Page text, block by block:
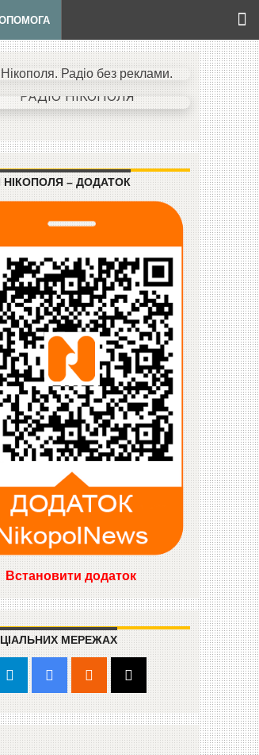
– ДОДАТОК
Встановити додаток
МЕРЕЖАХ